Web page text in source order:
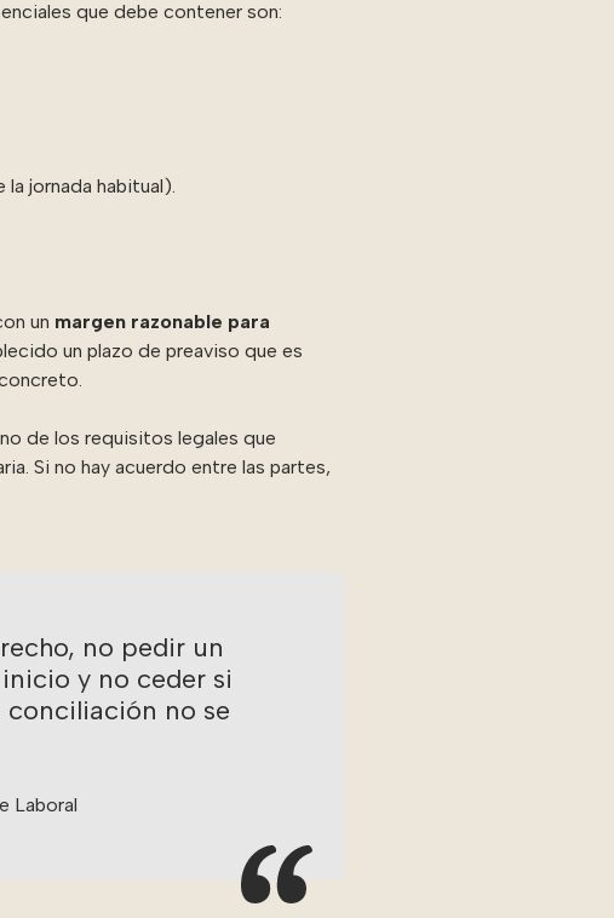
que debe contener son:
jornada habitual).
un margen razonable para
un plazo de preaviso que es
de los requisitos legales que
Si no hay acuerdo entre las partes,
no pedir un
y no ceder si
no se
Laboral